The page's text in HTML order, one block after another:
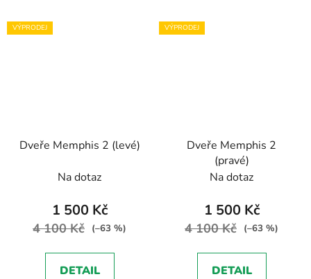
VÝPRODEJ
Dveře Memphis 2 (levé)
Na dotaz
1 500 Kč
4 100 Kč (–63 %)
DETAIL
VÝPRODEJ
Dveře Memphis 2
(pravé)
Na dotaz
1 500 Kč
4 100 Kč (–63 %)
DETAIL